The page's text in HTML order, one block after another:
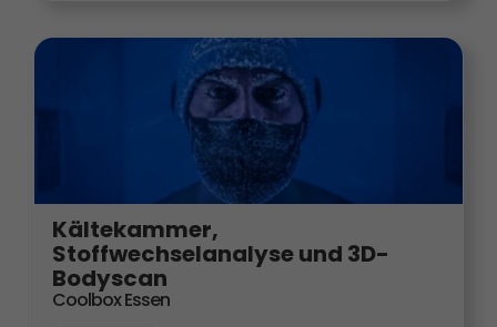
Kältekammer,
Stoffwechselanalyse und 3D-
Bodyscan
Coolbox Essen